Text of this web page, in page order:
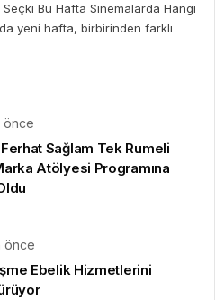
Bu Hafta Sinemalarda Hangi
yeni hafta, birbirinden farklı
önce
Sağlam Tek Rumeli
Atölyesi Programına
önce
Ebelik Hizmetlerini